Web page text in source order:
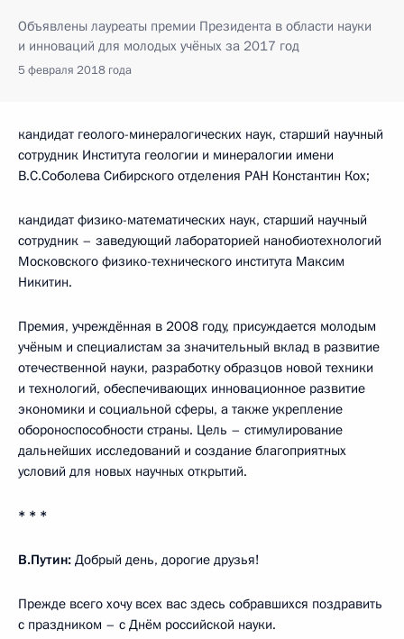
Объявлены лауреаты премии Президента в области науки
и инноваций для молодых учёных за 2017 год
5 февраля 2018 года
кандидат геолого-минералогических наук, старший научный
сотрудник Института геологии и минералогии имени
В.С.Соболева Сибирского отделения РАН Константин Кох;
кандидат физико-математических наук, старший научный
сотрудник – заведующий лабораторией нанобиотехнологий
Московского физико-технического института Максим
Никитин.
Премия, учреждённая в 2008 году, присуждается молодым
учёным и специалистам за значительный вклад в развитие
отечественной науки, разработку образцов новой техники
и технологий, обеспечивающих инновационное развитие
экономики и социальной сферы, а также укрепление
обороноспособности страны. Цель – стимулирование
дальнейших исследований и создание благоприятных
условий для новых научных открытий.
* * *
В.Путин: Добрый день, дорогие друзья!
Прежде всего хочу всех вас здесь собравшихся поздравить
с праздником – с Днём российской науки.